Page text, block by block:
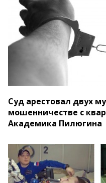
Суд арестовал двух
мошенничестве с
Академика Пилюгина